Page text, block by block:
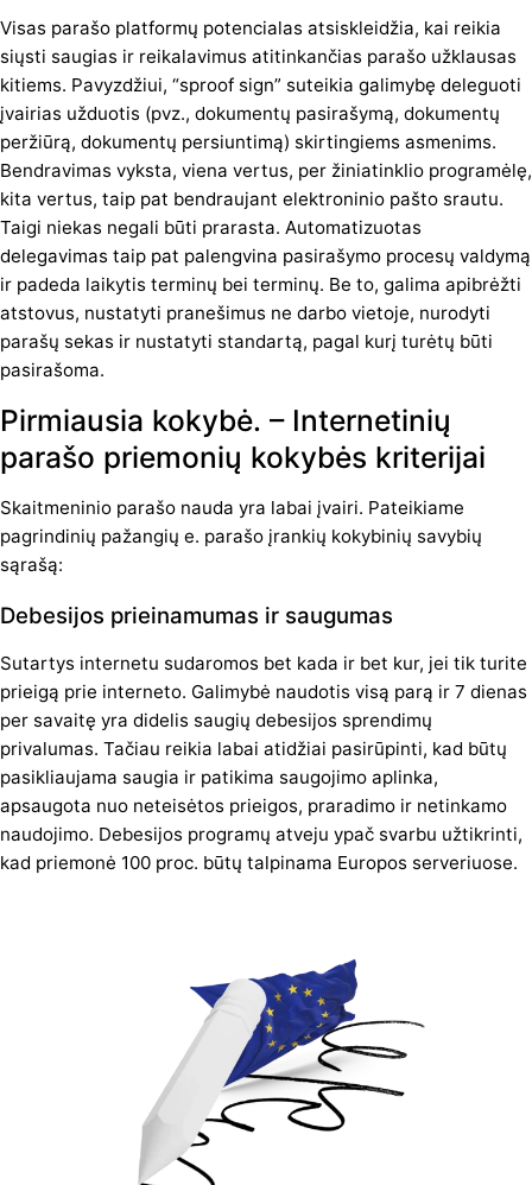
Visas parašo platformų potencialas atsiskleidžia, kai reikia
siųsti saugias ir reikalavimus atitinkančias parašo užklausas
kitiems. Pavyzdžiui, “sproof sign” suteikia galimybę deleguoti
įvairias užduotis (pvz., dokumentų pasirašymą, dokumentų
peržiūrą, dokumentų persiuntimą) skirtingiems asmenims.
Bendravimas vyksta, viena vertus, per žiniatinklio programėlę,
kita vertus, taip pat bendraujant elektroninio pašto srautu.
Taigi niekas negali būti prarasta. Automatizuotas
delegavimas taip pat palengvina pasirašymo procesų valdymą
ir padeda laikytis terminų bei terminų. Be to, galima apibrėžti
atstovus, nustatyti pranešimus ne darbo vietoje, nurodyti
parašų sekas ir nustatyti standartą, pagal kurį turėtų būti
pasirašoma.
Pirmiausia kokybė. – Internetinių
parašo priemonių kokybės kriterijai
Skaitmeninio parašo nauda yra labai įvairi. Pateikiame
pagrindinių pažangių e. parašo įrankių kokybinių savybių
sąrašą:
Debesijos prieinamumas ir saugumas
Sutartys internetu sudaromos bet kada ir bet kur, jei tik turite
prieigą prie interneto. Galimybė naudotis visą parą ir 7 dienas
per savaitę yra didelis saugių debesijos sprendimų
privalumas. Tačiau reikia labai atidžiai pasirūpinti, kad būtų
pasikliaujama saugia ir patikima saugojimo aplinka,
apsaugota nuo neteisėtos prieigos, praradimo ir netinkamo
naudojimo. Debesijos programų atveju ypač svarbu užtikrinti,
kad priemonė 100 proc. būtų talpinama Europos serveriuose.